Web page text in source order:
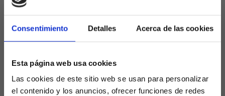
Consentimiento Detalles Acerca de las cookies
Esta página web usa cookies
Las cookies de este sitio web se usan para personalizar
el contenido y los anuncios, ofrecer funciones de redes
El escenario del descenso
en las próximas jornadas. Aquí están los escenarios
Jornada 35 (vs. Mallorca)